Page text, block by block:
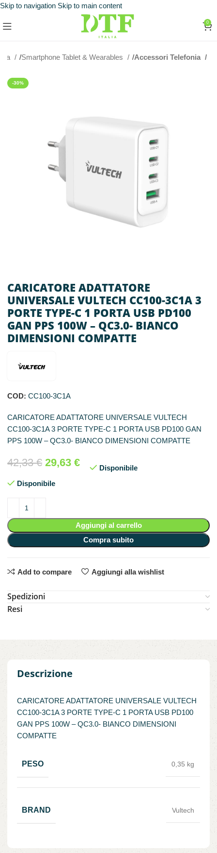
Skip to navigation Skip to main content
0
Smartphone Tablet & Wearables Accessori Telefonia
-30%
CARICATORE ADATTATORE
UNIVERSALE VULTECH CC100-3C1A 3
PORTE TYPE-C 1 PORTA USB PD100
GAN PPS 100W – QC3.0- BIANCO
DIMENSIONI COMPATTE
COD: CC100-3C1A
CARICATORE ADATTATORE UNIVERSALE VULTECH
CC100-3C1A 3 PORTE TYPE-C 1 PORTA USB PD100 GAN
PPS 100W – QC3.0- BIANCO DIMENSIONI COMPATTE
42,33€ 29,63 €
Disponibile
Disponibile
Aggiungi al carrello
Compra subito
Add to compare Aggiungi alla wishlist
Spedizioni
Resi
Descrizione
CARICATORE ADATTATORE UNIVERSALE VULTECH
CC100-3C1A 3 PORTE TYPE-C 1 PORTA USB PD100
GAN PPS 100W – QC3.0- BIANCO DIMENSIONI
COMPATTE
PESO 0,35 kg
BRAND Vultech